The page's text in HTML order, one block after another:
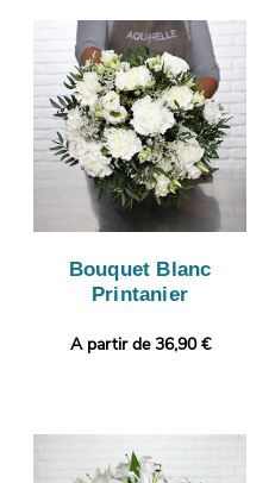
Bouquet Blanc
Printanier
A partir de 36,90 €